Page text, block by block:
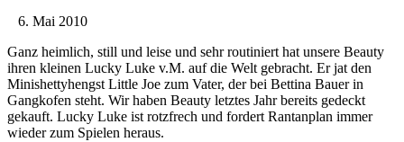
6. Mai 2010
Ganz heimlich, still und leise und sehr routiniert hat unsere Beauty
ihren kleinen Lucky Luke v.M. auf die Welt gebracht. Er jat den
Minishettyhengst Little Joe zum Vater, der bei Bettina Bauer in
Gangkofen steht. Wir haben Beauty letztes Jahr bereits gedeckt
gekauft. Lucky Luke ist rotzfrech und fordert Rantanplan immer
wieder zum Spielen heraus.